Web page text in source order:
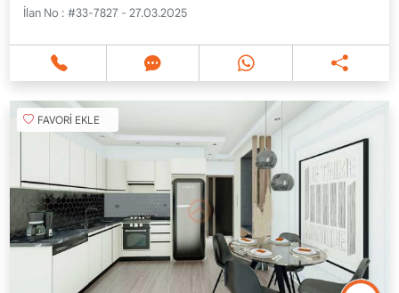
İlan No : #33-7827 - 27.03.2025
FAVORİ EKLE